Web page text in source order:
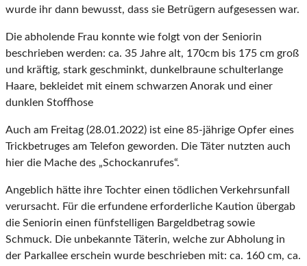
wurde ihr dann bewusst, dass sie Betrügern aufgesessen war.
Die abholende Frau konnte wie folgt von der Seniorin
beschrieben werden: ca. 35 Jahre alt, 170cm bis 175 cm groß
und kräftig, stark geschminkt, dunkelbraune schulterlange
Haare, bekleidet mit einem schwarzen Anorak und einer
dunklen Stoffhose
Auch am Freitag (28.01.2022) ist eine 85-jährige Opfer eines
Trickbetruges am Telefon geworden. Die Täter nutzten auch
hier die Mache des „Schockanrufes“.
Angeblich hätte ihre Tochter einen tödlichen Verkehrsunfall
verursacht. Für die erfundene erforderliche Kaution übergab
die Seniorin einen fünfstelligen Bargeldbetrag sowie
Schmuck. Die unbekannte Täterin, welche zur Abholung in
der Parkallee erschein wurde beschrieben mit: ca. 160 cm, ca.